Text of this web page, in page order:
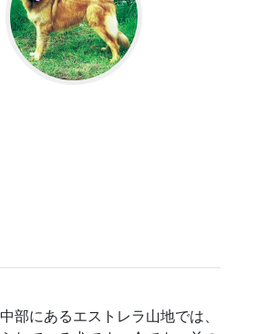
部にあるエストレラ山地では、